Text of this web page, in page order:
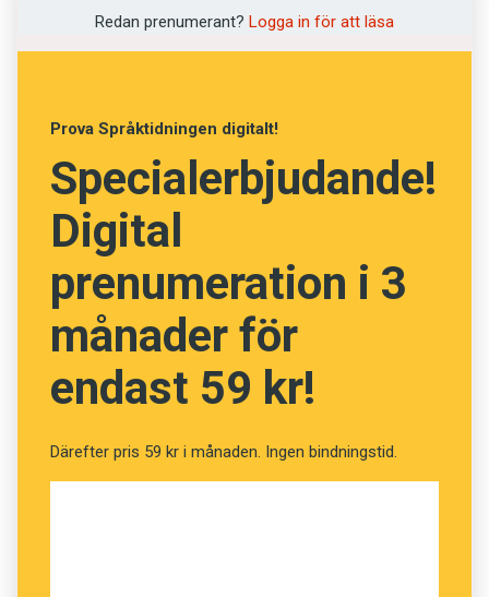
Forskarna har genom automatiserad röstanalys
studerat 3,1 miljoner språkljud. Studien visar att
ord utan från ljudmönster, kan den sannolikt
användas över hela världen. Forskarnas
förhoppning är att metoden även ska kunna
bidra till att autism upptäcks tidigare, och att
autistiska barn därmed kan få bättre stöd,
skriver Proceedings of the National Academy
of Sciences.
Redan prenumerant? Logga in för att läsa
Prova Språktidningen digitalt!
Specialerbjudande!
Digital
prenumeration i 3
månader för
endast 59 kr!
Därefter pris 59 kr i månaden. Ingen bindningstid.